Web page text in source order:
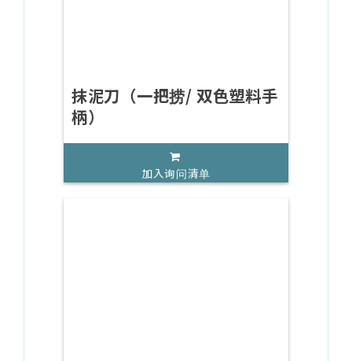
抹泥刀（一把捞/ 双色塑料手
柄）
加入询问清单